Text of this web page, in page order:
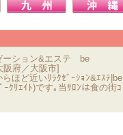
ーション&エステ be
阪府／大阪市]
らほど近いﾘﾗｸｾﾞｰｼｮﾝ&ｴｽﾃ|be
ｰｸﾘｴｲﾄ)です｡当ｻﾛﾝは食の街ｺ